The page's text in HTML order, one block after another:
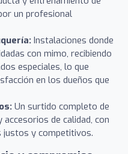
un profesional
Instalaciones donde
con mimo, recibiendo
especiales, lo que
en los dueños que
Un surtido completo de
de calidad, con
justos y competitivos.